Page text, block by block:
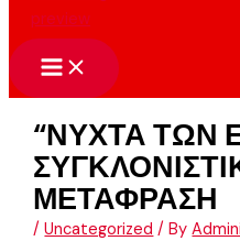
“ΝΥΧΤΑ ΤΩΝ
ΜΕΤΑΦΡΑΣΗ
/Uncategorized / By